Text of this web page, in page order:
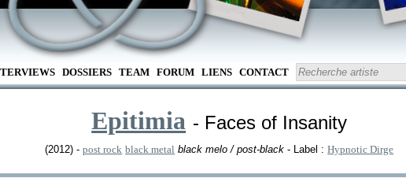
DOSSIERS TEAM FORUM LIENS CONTACT
Epitimia - Faces of Insanity
(2012) -post rock black metal black melo / post-black - Label :Hypnotic Dirge